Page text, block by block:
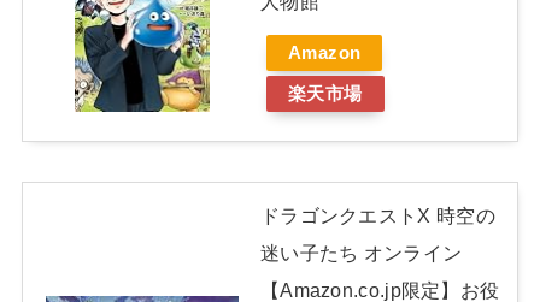
Amazon
楽天市場
ドラゴンクエストX 時空の
迷い子たち オンライン
【Amazon.co.jp限定】お役